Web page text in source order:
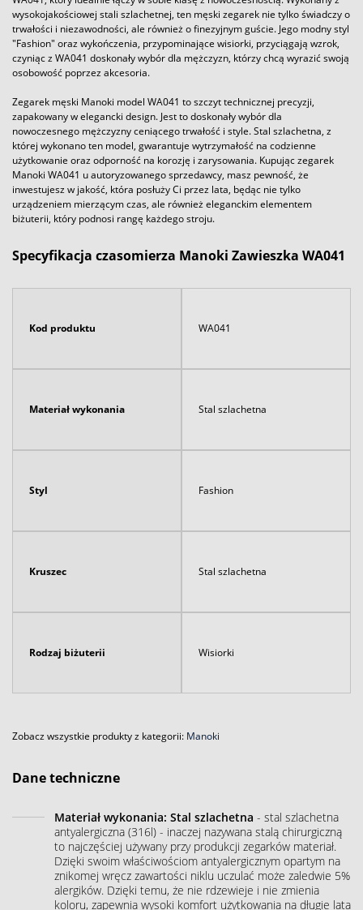
wysokojakościowej stali szlachetnej, ten męski zegarek nie tylko świadczy o
trwałości i niezawodności, ale również o finezyjnym guście. Jego modny styl
"Fashion" oraz wykończenia, przypominające wisiorki, przyciągają wzrok,
czyniąc z WA041 doskonały wybór dla mężczyzn, którzy chcą wyrazić swoją
osobowość poprzez akcesoria.
Zegarek męski Manoki model WA041 to szczyt technicznej precyzji,
zapakowany w elegancki design. Jest to doskonały wybór dla
nowoczesnego mężczyzny ceniącego trwałość i style. Stal szlachetna, z
której wykonano ten model, gwarantuje wytrzymałość na codzienne
użytkowanie oraz odporność na korozję i zarysowania. Kupując zegarek
Manoki WA041 u autoryzowanego sprzedawcy, masz pewność, że
inwestujesz w jakość, która posłuży Ci przez lata, będąc nie tylko
urządzeniem mierzącym czas, ale również eleganckim elementem
biżuterii, który podnosi rangę każdego stroju.
Specyfikacja czasomierza Manoki Zawieszka WA041
Kod produktu WA041
Materiał wykonania Stal szlachetna
Styl Fashion
Kruszec Stal szlachetna
Rodzaj biżuterii Wisiorki
Zobacz wszystkie produkty z kategorii: Manoki
Dane techniczne
Materiał wykonania: Stal szlachetna - stal szlachetna
antyalergiczna (316l) - inaczej nazywana stalą chirurgiczną
to najczęściej używany przy produkcji zegarków materiał.
Dzięki swoim właściwościom antyalergicznym opartym na
znikomej wręcz zawartości niklu uczulać może zaledwie 5%
alergików. Dzięki temu, że nie rdzewieje i nie zmienia
koloru, zapewnia wysoki komfort użytkowania na długie lata